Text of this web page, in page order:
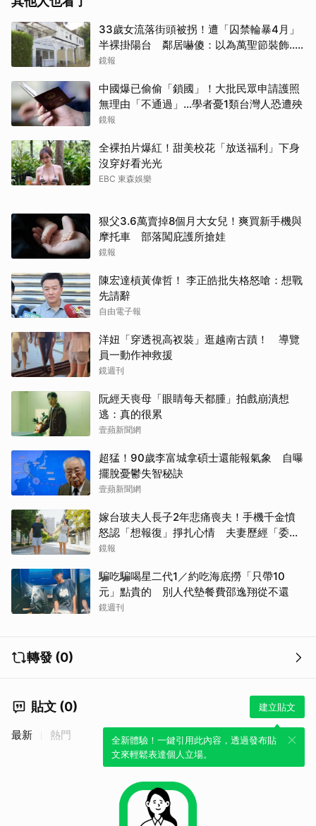
33歲女流落街頭被拐！遭「囚禁輪暴4月」
半裸掛陽台 鄰居嚇傻：以為萬聖節裝飾...
主謀竟與妻小同住
鏡報
中國爆已偷偷「鎖國」！大批民眾申請護照
無理由「不通過」...學者憂1類台灣人恐遭殃
鏡報
全裸拍片爆紅！甜美校花「放送福利」下身
沒穿好看光光
EBC 東森娛樂
狠父3.6萬賣掉8個月大女兒！爽買新手機與
摩托車 部落闖庇護所搶娃
鏡報
陳宏達槓黃偉哲！ 李正皓批失格怒嗆：想戰
先請辭
自由電子報
洋妞「穿透視高衩裝」逛越南古蹟！ 導覽
員一動作神救援
鏡週刊
阮經天喪母「眼睛每天都腫」拍戲崩潰想
逃：真的很累
壹蘋新聞網
超猛！90歲李富城拿碩士還能報氣象 自曝
擺脫憂鬱失智秘訣
壹蘋新聞網
嫁台玻夫人長子2年悲痛喪夫！手機千金憤
怒認「想報復」掙扎心情 夫妻歷經「委屈
與不平」只能安靜
鏡報
騙吃騙喝星二代1／約吃海底撈「只帶10
元」點貴的 別人代墊餐費邵逸翔從不還
鏡週刊
轉發 (0)
貼文 (0) 建立貼文
全新體驗！一鍵引用此內容，透過發布貼
文來輕鬆表達個人立場。
最新 熱門